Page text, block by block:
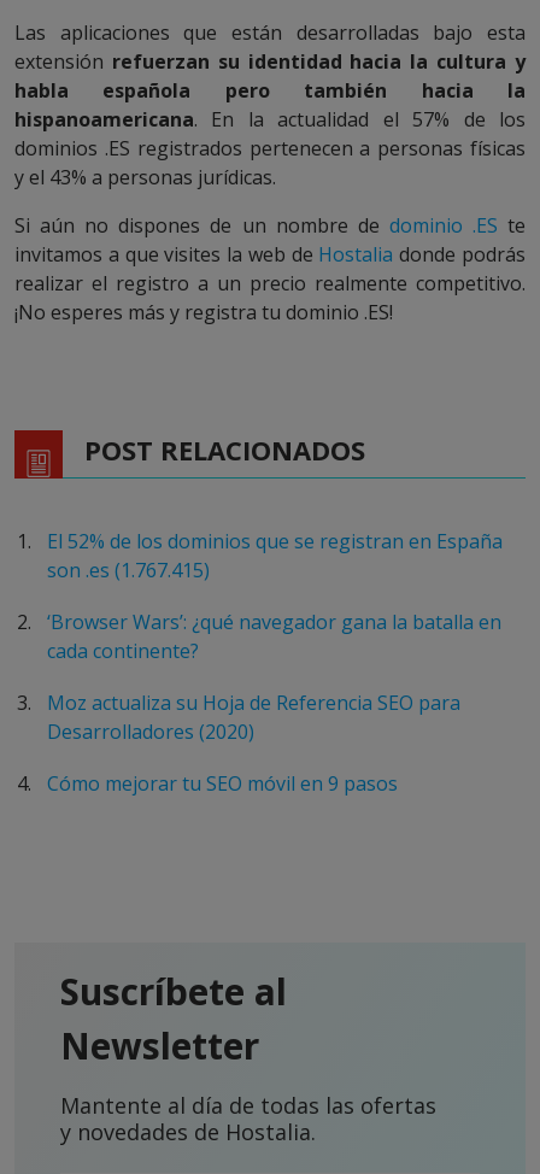
Las aplicaciones que están desarrolladas bajo esta
extensión refuerzan su identidad hacia la cultura y
habla española pero también hacia la
hispanoamericana. En la actualidad el 57% de los
dominios .ES registrados pertenecen a personas físicas
y el 43% a personas jurídicas.
Si aún no dispones de un nombre de dominio .ES te
invitamos a que visites la web de Hostalia donde podrás
realizar el registro a un precio realmente competitivo.
¡No esperes más y registra tu dominio .ES!
POST RELACIONADOS
El 52% de los dominios que se registran en España
son .es (1.767.415)
‘Browser Wars’: ¿qué navegador gana la batalla en
cada continente?
Moz actualiza su Hoja de Referencia SEO para
Desarrolladores (2020)
Cómo mejorar tu SEO móvil en 9 pasos
Suscríbete al
Newsletter
Mantente al día de todas las ofertas
y novedades de Hostalia.